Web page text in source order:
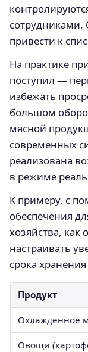
привести к
На практике
поступил —
избежать
большом
мясной
современных
реализована
в режиме
К примеру, с
обеспечения
хозяйства, как
настраивать
срока
Продукт
Охлаждённое
Овощи